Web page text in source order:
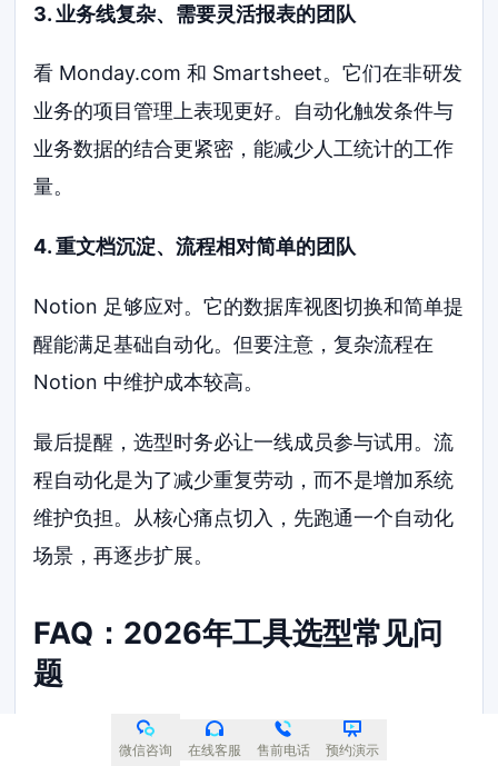
3. 业务线复杂、需要灵活报表的团队
看 Monday.com 和 Smartsheet。它们在非研发
业务的项目管理上表现更好。自动化触发条件与
业务数据的结合更紧密，能减少人工统计的工作
量。
4. 重文档沉淀、流程相对简单的团队
Notion 足够应对。它的数据库视图切换和简单提
醒能满足基础自动化。但要注意，复杂流程在
Notion 中维护成本较高。
最后提醒，选型时务必让一线成员参与试用。流
程自动化是为了减少重复劳动，而不是增加系统
维护负担。从核心痛点切入，先跑通一个自动化
场景，再逐步扩展。
FAQ：2026年工具选型常见问
题
流程自动化的产品管理软件哪个最实用？
微信咨询 在线客服 售前电话 预约演示